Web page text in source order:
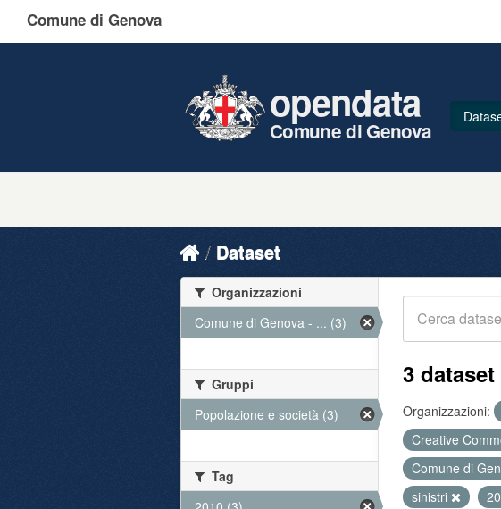
Comune di Genova
opendata
Comune di Genova
Dataset
3
Organizzazioni:
Creative
Comune di
sinistri
Organizzazioni
Comune di Genova - ... (3)
Gruppi
Popolazione e società (3)
Tag